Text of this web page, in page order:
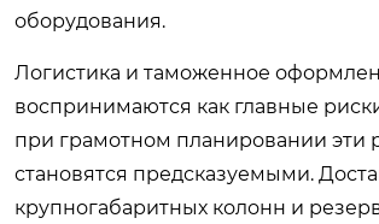
оборудования.
Логистика и таможенное
воспринимаются как главные
при грамотном планировании эти
становятся предсказуемыми.
крупногабаритных колонн и